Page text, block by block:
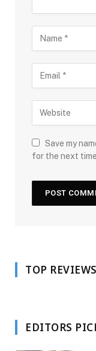
Save my
for the next
TOP REVIEWS
EDITORS